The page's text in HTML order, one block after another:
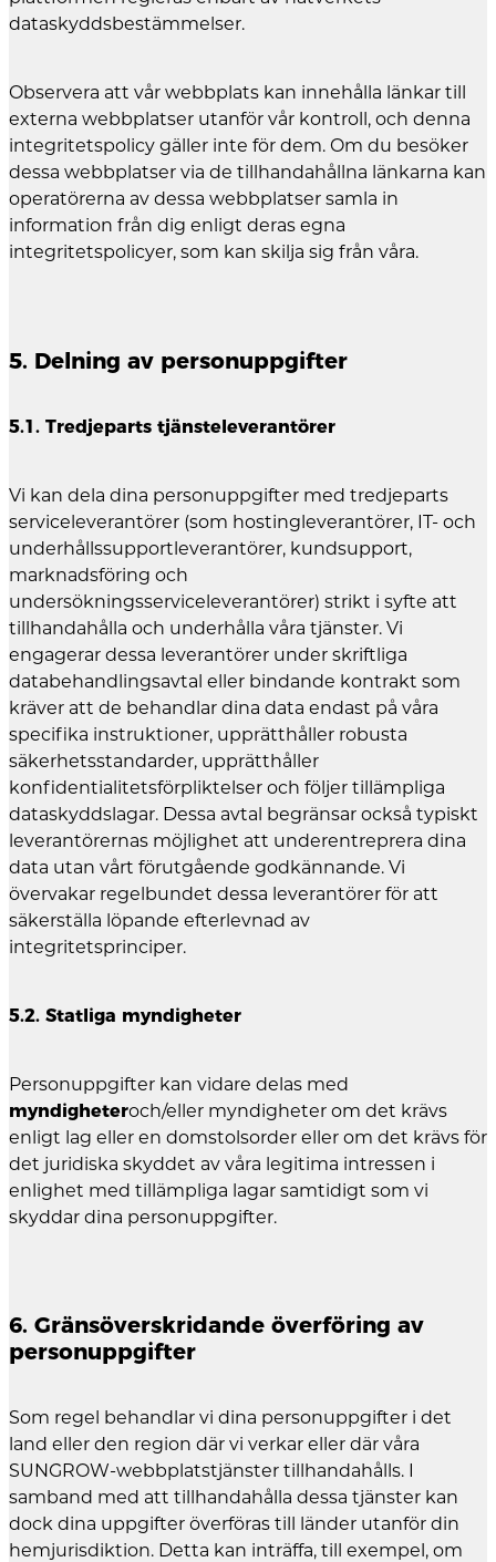
dataskyddsbestämmelser.
Observera att vår webbplats kan innehålla länkar till
externa webbplatser utanför vår kontroll, och denna
integritetspolicy gäller inte för dem. Om du besöker
dessa webbplatser via de tillhandahållna länkarna kan
operatörerna av dessa webbplatser samla in
information från dig enligt deras egna
integritetspolicyer, som kan skilja sig från våra.
5. Delning av personuppgifter
5.1. Tredjeparts tjänsteleverantörer
Vi kan dela dina personuppgifter med tredjeparts
serviceleverantörer (som hostingleverantörer, IT- och
underhållssupportleverantörer, kundsupport,
marknadsföring och
undersökningsserviceleverantörer) strikt i syfte att
tillhandahålla och underhålla våra tjänster. Vi
engagerar dessa leverantörer under skriftliga
databehandlingsavtal eller bindande kontrakt som
kräver att de behandlar dina data endast på våra
specifika instruktioner, upprätthåller robusta
säkerhetsstandarder, upprätthåller
konfidentialitetsförpliktelser och följer tillämpliga
dataskyddslagar. Dessa avtal begränsar också typiskt
leverantörernas möjlighet att underentreprera dina
data utan vårt förutgående godkännande. Vi
övervakar regelbundet dessa leverantörer för att
säkerställa löpande efterlevnad av
integritetsprinciper.
5.2. Statliga myndigheter
Personuppgifter kan vidare delas med
myndigheteroch/eller myndigheter om det krävs
enligt lag eller en domstolsorder eller om det krävs för
det juridiska skyddet av våra legitima intressen i
enlighet med tillämpliga lagar samtidigt som vi
skyddar dina personuppgifter.
6. Gränsöverskridande överföring av
personuppgifter
Som regel behandlar vi dina personuppgifter i det
land eller den region där vi verkar eller där våra
SUNGROW-webbplatstjänster tillhandahålls. I
samband med att tillhandahålla dessa tjänster kan
dock dina uppgifter överföras till länder utanför din
hemjurisdiktion. Detta kan inträffa, till exempel, om